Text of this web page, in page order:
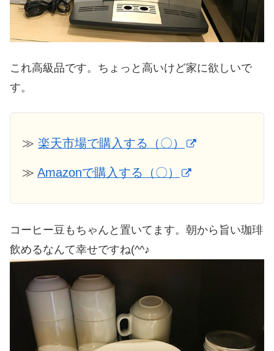
これ高級品です。ちょっと高いけど家に欲しいで
す。
≫ 楽天市場で購入する（〇）
≫ Amazonで購入する（〇）
コーヒー豆もちゃんと置いてます。朝から旨い珈琲
飲めるなんて幸せですね(^^♪